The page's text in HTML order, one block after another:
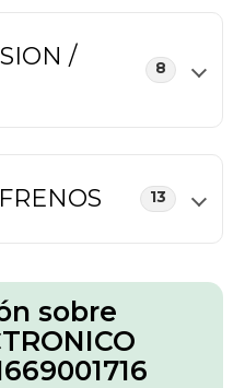
/
8
13
sobre